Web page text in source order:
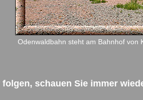
Odenwaldbahn steht am Bahnhof von
schauen Sie immer